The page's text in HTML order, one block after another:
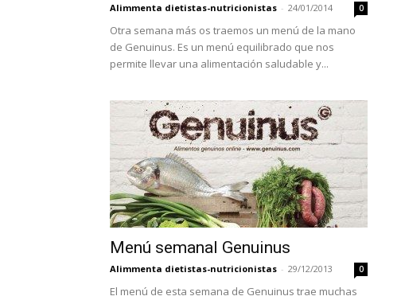
Alimmenta dietistas-nutricionistas - 24/01/2014 0
Otra semana más os traemos un menú de la mano
de Genuinus. Es un menú equilibrado que nos
permite llevar una alimentación saludable y...
Menú semanal Genuinus
Alimmenta dietistas-nutricionistas - 29/12/2013 0
El menú de esta semana de Genuinus trae muchas